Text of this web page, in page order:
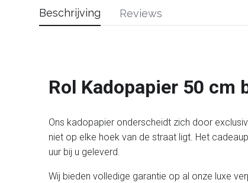
Beschrijving
Rol Kadopapier 50 cm
Ons kadopapier onderscheidt zich door
niet op elke hoek van de straat ligt. Het
uur bij u geleverd.
Wij bieden volledige garantie op al onze luxe
Reviews